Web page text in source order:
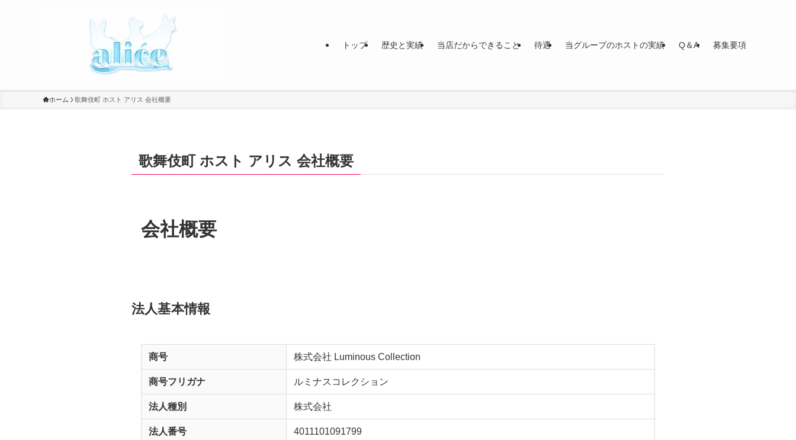
トップ 歴史と実績 当店だからできること 待遇 当グループのホストの実績 Q＆A 募集要項
ホーム 歌舞伎町 ホスト アリス 会社概要
歌舞伎町 ホスト アリス 会社概要
会社概要
法人基本情報
商号 株式会社 Luminous Collection
商号フリガナ ルミナスコレクション
法人種別 株式会社
法人番号 4011101091799